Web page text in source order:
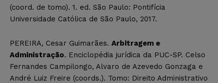
(coord. de tomo). 1. ed. São Paulo: Pontifícia
Universidade Católica de São Paulo, 2017.
PEREIRA, Cesar Guimarães. Arbitragem e
Administração. Enciclopédia jurídica da PUC-SP. Celso
Fernandes Campilongo, Alvaro de Azevedo Gonzaga e
André Luiz Freire (coords.). Tomo: Direito Administrativo